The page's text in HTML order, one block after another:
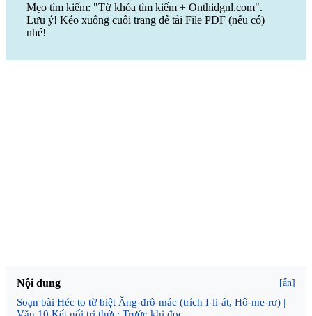
Mẹo tìm kiếm: "Từ khóa tìm kiếm + Onthidgnl.com".
Lưu ý! Kéo xuống cuối trang để tải File PDF (nếu có)
nhé!
Nội dung [ẩn]
Soạn bài Héc to từ biệt Ăng-đrô-mác (trích I-li-át, Hô-me-rơ) |